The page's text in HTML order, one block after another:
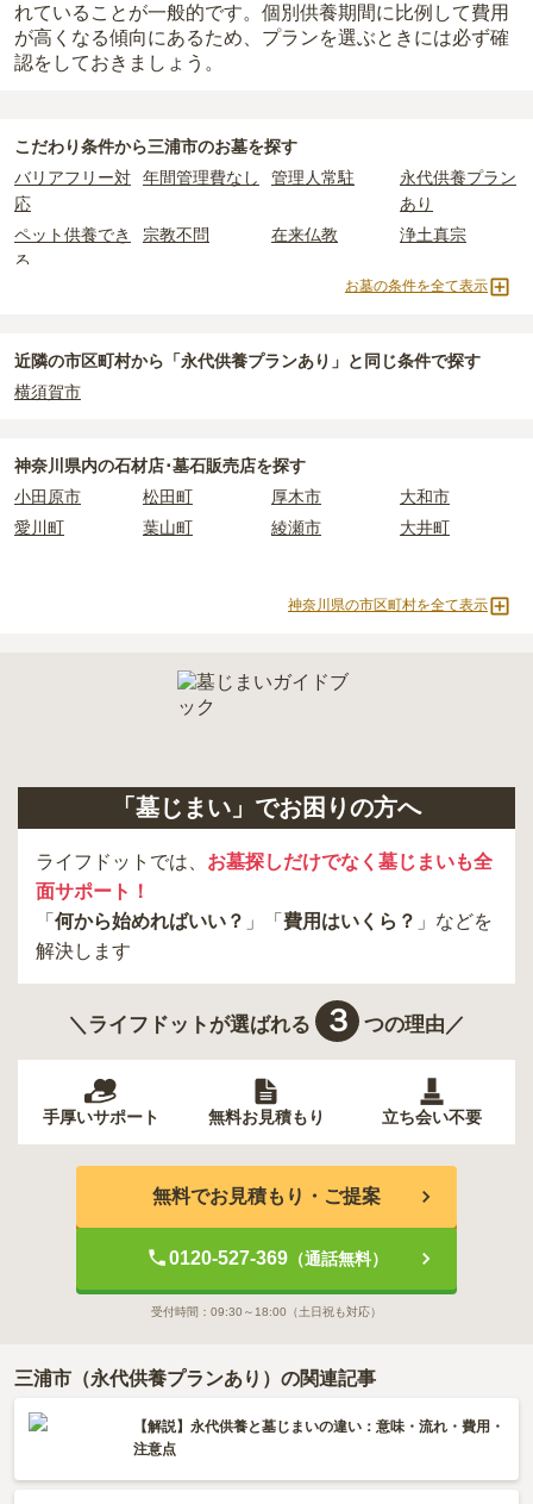
れていることが一般的です。 個別供養期間に比例して費用
が高くなる傾向にあるため、プランを選ぶときには必ず確
認をしておきましょう。
こだわり条件から三浦市のお墓を探す
バリアフリー対
応
年間管理費なし 管理人常駐
永代供養プラン
あり
ペット供養でき
る
宗教不問 在来仏教 浄土真宗
納骨堂
2人用区画あり
3人用区画あり
お墓の条件を全て表示
近隣の市区町村から 「永代供養プランあり」と 同じ条件で探す
横須賀市
神奈川県内の石材店･墓石販売店を探す
小田原市
松田町 厚木市
大和市
愛川町
葉山町 綾瀬市 大井町
神奈川県の市区町村を全て表示
「墓じまい」でお困りの方へ
ライフドットでは、 お墓探しだけでなく墓じまいも全
面サポート！
「 何から始めればいい？ 」「 費用はいくら？ 」などを
解決します
＼ライフドットが選ばれる ３ つの理由／
手厚いサポート 無料お見積もり 立ち会い不要
無料でお見積もり・ご提案
0120-527-369（通話無料）
受付時間： 09:30～18:00 （土日祝も対応）
三浦市（永代供養プランあり）の関連記事
【解説】永代供養と墓じまいの違い：意味・流れ・費用・
注意点